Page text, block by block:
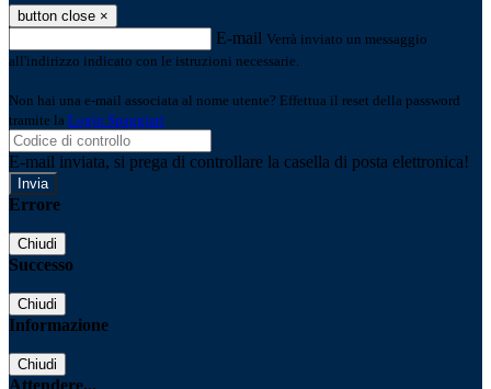
button close ×
E-mail Verrà inviato un messaggio
all'indirizzo indicato con le istruzioni necessarie.
Non hai una e-mail associata al nome utente? Effettua il reset della password
tramite la Login Spaggiari
E-mail inviata, si prega di controllare la casella di posta elettronica!
Errore
Chiudi
Successo
Chiudi
Informazione
Chiudi